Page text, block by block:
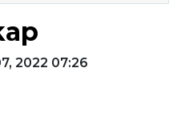
2022 07:26